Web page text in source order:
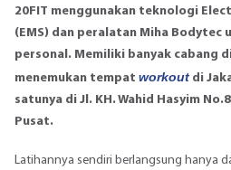
20FIT menggunakan teknologi
(EMS) dan peralatan Miha Bodytec
personal. Memiliki banyak cabang
menemukan tempat workout di
satunya di Jl. KH. Wahid Hasyim
Pusat.
Latihannya sendiri berlangsung hanya